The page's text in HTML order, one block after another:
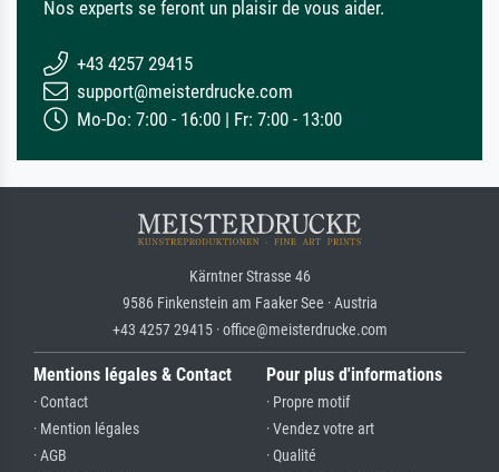
Nos experts se feront un plaisir de vous aider.
+43 4257 29415
support@meisterdrucke.com
Mo-Do: 7:00 - 16:00 | Fr: 7:00 - 13:00
Kärntner Strasse 46
9586 Finkenstein am Faaker See · Austria
+43 4257 29415 · office@meisterdrucke.com
Mentions légales & Contact
· Contact
· Mention légales
· AGB
Pour plus d'informations
· Propre motif
· Vendez votre art
· Qualité